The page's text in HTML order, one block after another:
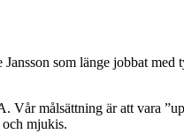
som länge jobbat
målsättning är att vara
mjukis.